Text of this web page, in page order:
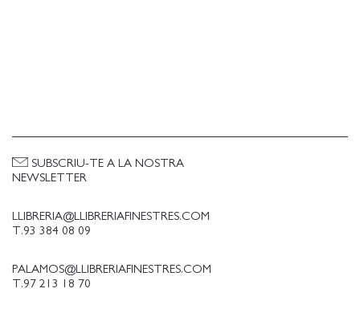
LLIBRERIA@LLIBRERIAFINESTRES.COM
T.93 384 08 09
PALAMOS@LLIBRERIAFINESTRES.COM
T.97 213 18 70
SUBSCRIU-TE A LA NOSTRA
NEWSLETTER